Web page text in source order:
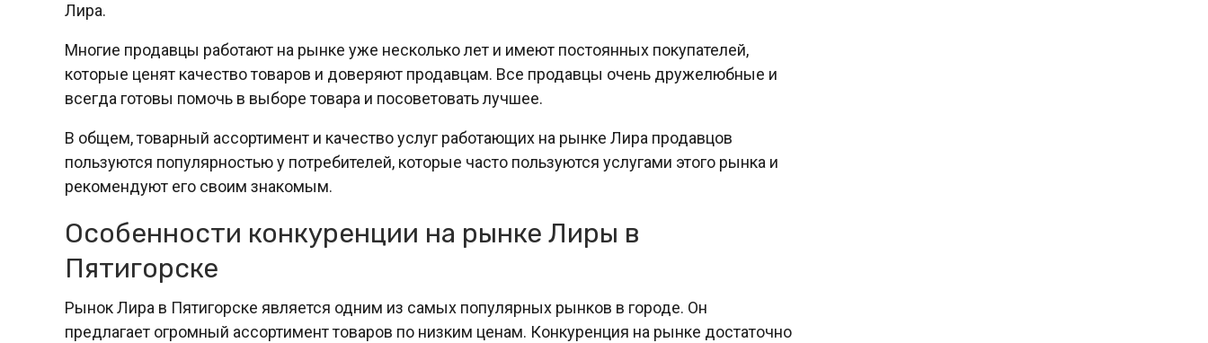
Лира.
Многие продавцы работают на рынке уже несколько лет и имеют постоянных покупателей,
которые ценят качество товаров и доверяют продавцам. Все продавцы очень дружелюбные и
всегда готовы помочь в выборе товара и посоветовать лучшее.
В общем, товарный ассортимент и качество услуг работающих на рынке Лира продавцов
пользуются популярностью у потребителей, которые часто пользуются услугами этого рынка и
рекомендуют его своим знакомым.
Особенности конкуренции на рынке Лиры в
Пятигорске
Рынок Лира в Пятигорске является одним из самых популярных рынков в городе. Он
предлагает огромный ассортимент товаров по низким ценам. Конкуренция на рынке достаточно